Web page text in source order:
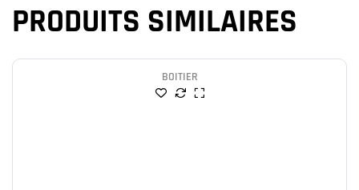
PRODUITS SIMILAIRES
BOITIER